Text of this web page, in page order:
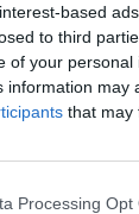
based
to third
of your personal
information may
that may
Processing Opt